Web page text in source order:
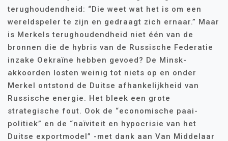
terughoudendheid: “Die weet wat het is om een
wereldspeler te zijn en gedraagt zich ernaar.” Maar
is Merkels terughoudendheid niet één van de
bronnen die de hybris van de Russische Federatie
inzake Oekraïne hebben gevoed? De Minsk-
akkoorden losten weinig tot niets op en onder
Merkel ontstond de Duitse afhankelijkheid van
Russische energie. Het bleek een grote
strategische fout. Ook de “economische paai-
politiek” en de “naïviteit en hypocrisie van het
Duitse exportmodel” -met dank aan Van Middelaar